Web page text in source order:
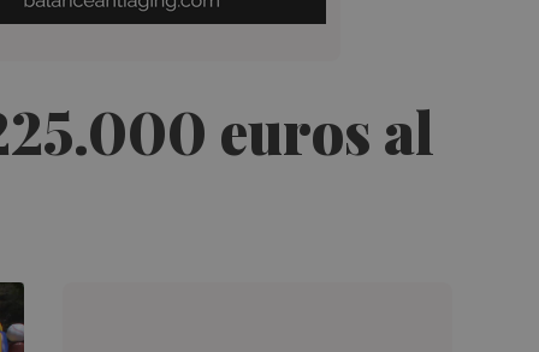
euros al